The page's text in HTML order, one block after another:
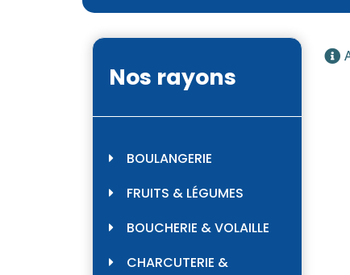
Nos rayons
BOULANGERIE
FRUITS & LÉGUMES
BOUCHERIE & VOLAILLE
CHARCUTERIE &